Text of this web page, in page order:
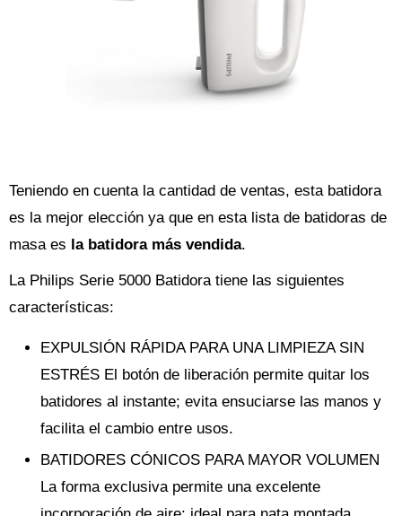
Teniendo en cuenta la cantidad de ventas, esta batidora
es la mejor elección ya que en esta lista de batidoras de
masa es la batidora más vendida.
La Philips Serie 5000 Batidora tiene las siguientes
características:
EXPULSIÓN RÁPIDA PARA UNA LIMPIEZA SIN
ESTRÉS El botón de liberación permite quitar los
batidores al instante; evita ensuciarse las manos y
facilita el cambio entre usos.
BATIDORES CÓNICOS PARA MAYOR VOLUMEN
La forma exclusiva permite una excelente